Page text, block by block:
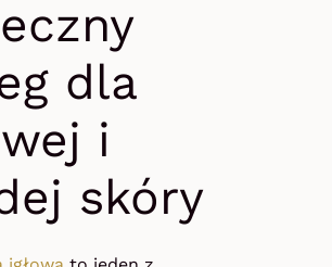
dla
i
skóry